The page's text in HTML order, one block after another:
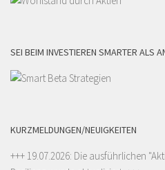
SEI BEIM INVESTIEREN SMARTER ALS
KURZMELDUNGEN/NEUIGKEITEN
+++ 19.07.2026: Die ausführlichen "